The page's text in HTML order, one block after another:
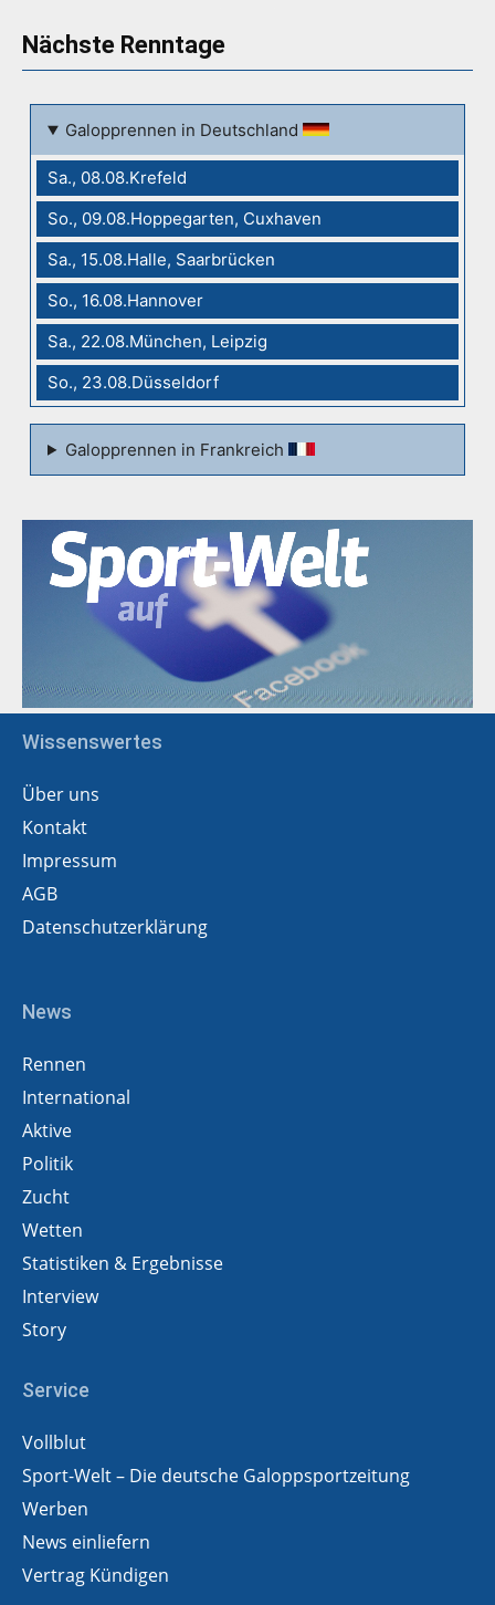
Nächste Renntage
Galopprennen in Deutschland
Sa., 08.08.Krefeld
So., 09.08.Hoppegarten, Cuxhaven
Sa., 15.08.Halle, Saarbrücken
So., 16.08.Hannover
Sa., 22.08.München, Leipzig
So., 23.08.Düsseldorf
Galopprennen in Frankreich
Wissenswertes
Über uns
Kontakt
Impressum
AGB
Datenschutzerklärung
News
Rennen
International
Aktive
Politik
Zucht
Wetten
Statistiken & Ergebnisse
Interview
Story
Service
Vollblut
Sport-Welt – Die deutsche Galoppsportzeitung
Werben
News einliefern
Vertrag Kündigen